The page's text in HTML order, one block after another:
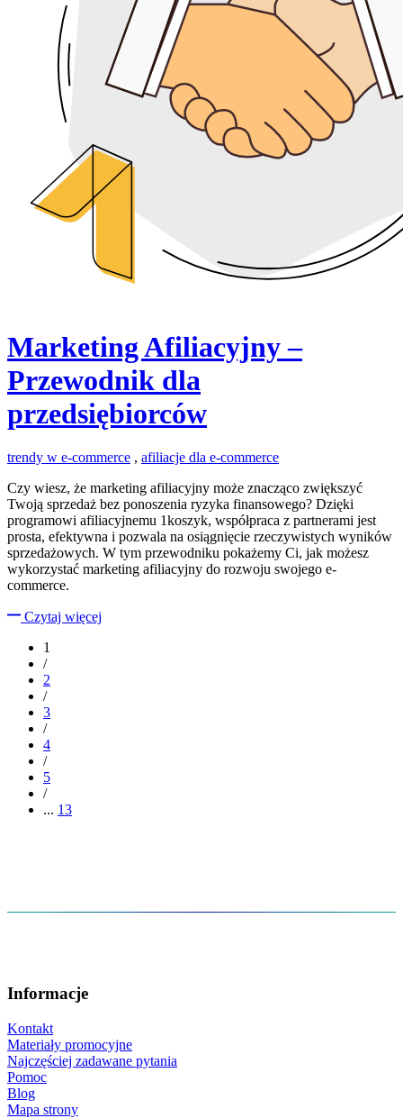
Marketing Afiliacyjny –
Przewodnik dla
przedsiębiorców
trendy w e-commerce , afiliacje dla e-commerce
Czy wiesz, że marketing afiliacyjny może znacząco zwiększyć
Twoją sprzedaż bez ponoszenia ryzyka finansowego? Dzięki
programowi afiliacyjnemu 1koszyk, współpraca z partnerami jest
prosta, efektywna i pozwala na osiągnięcie rzeczywistych wyników
sprzedażowych. W tym przewodniku pokażemy Ci, jak możesz
wykorzystać marketing afiliacyjny do rozwoju swojego e-
commerce.
Czytaj więcej
1
/
2
/
3
/
4
/
5
/
... 13
Informacje
Kontakt
Materiały promocyjne
Najczęściej zadawane pytania
Pomoc
Blog
Mapa strony